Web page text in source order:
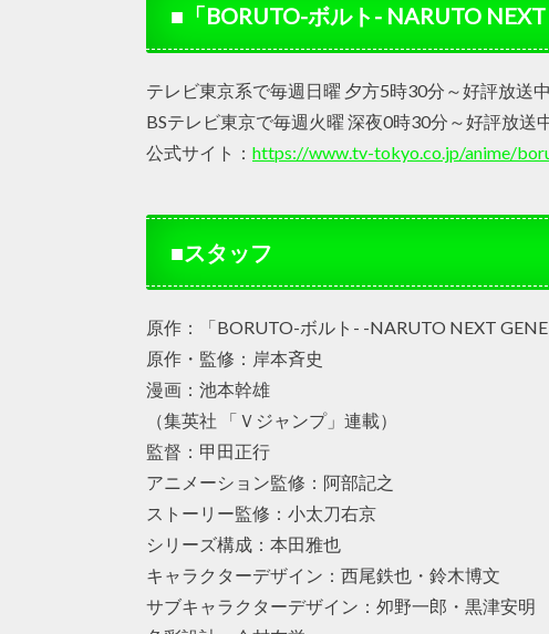
■「BORUTO-ボルト- NARUTO
テレビ東京系で毎週日曜 夕方5時30分～好評放送中
BSテレビ東京で毎週火曜 深夜0時30分～好評放送
公式サイト： https://www.tv-tokyo.co.jp/anime/
■スタッフ
原作：「BORUTO-ボルト- -NARUTO NEXT
原作・監修：岸本斉史
漫画：池本幹雄
（集英社 「Ｖジャンプ」連載）
監督：甲田正行
アニメーション監修：阿部記之
ストーリー監修：小太刀右京
シリーズ構成：本田雅也
キャラクターデザイン：西尾鉄也・鈴木博文
サブキャラクターデザイン：夘野一郎・黒津安明